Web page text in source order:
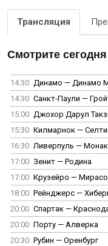
Трансляция
Смотрите сегодня
14:30 Динамо — Динамо
14:30 Санкт-Паули —
15:00 Джохор Дарул
15:30 Килмарнок —
16:30 Ливерпуль —
17:00 Зенит — Родина
17:00 Крузейро —
18:00 Рейнджерс —
20:00 Спартак —
20:00 Порту — Алверка
20:30 Рубин — Оренбург